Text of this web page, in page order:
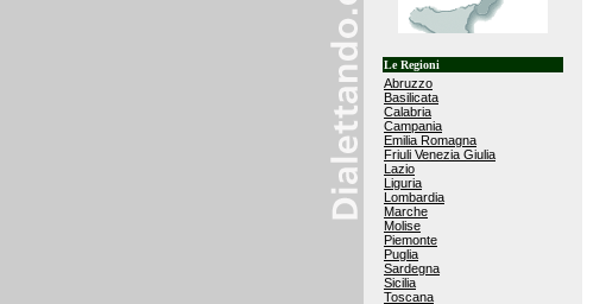
Le Regioni
Abruzzo
Basilicata
Calabria
Campania
Emilia Romagna
Friuli Venezia Giulia
Lazio
Liguria
Lombardia
Marche
Molise
Piemonte
Puglia
Sardegna
Sicilia
Toscana